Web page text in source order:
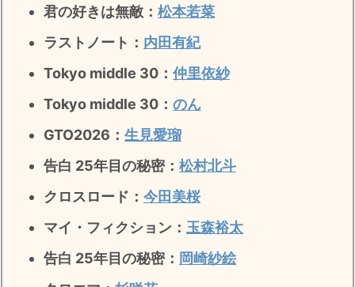
君の好きは無敵 ： 松本若菜
ラストノート ： 内田有紀
Tokyo middle 30： 仲里依紗
Tokyo middle 30： のん
GTO2026： 生見愛瑠
告白 25年目の秘密： 松村北斗
クロスロード： 今田美桜
マイ・フィクション： 玉森裕太
告白 25年目の秘密： 岡崎紗絵